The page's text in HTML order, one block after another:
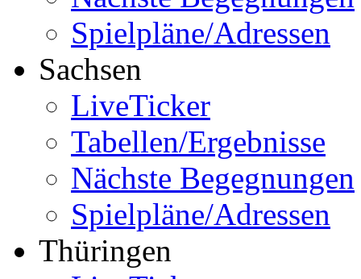
Spielpläne/Adressen
Sachsen
LiveTicker
Tabellen/Ergebnisse
Nächste Begegnungen
Spielpläne/Adressen
Thüringen